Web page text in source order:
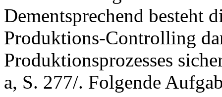
Dementsprechend besteht
Produktions-Controlling
Produktionsprozesses
a, S. 277/. Folgende